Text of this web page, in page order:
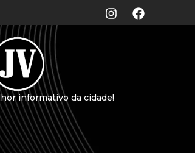
informativo da cidade!